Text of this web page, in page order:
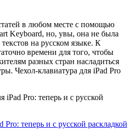
в любом месте с помощью
Keyboard, но, увы, она не была
на русском языке. К
времени для того, чтобы
разных стран насладиться
Чехол-клавиатура для iPad Pro